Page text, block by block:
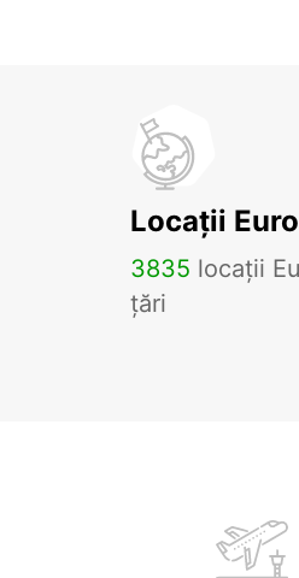
Locații
3835 locații
țări